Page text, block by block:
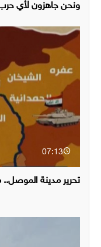
ونحن جاهزون لأي حرب
07:13
تحرير مدينة